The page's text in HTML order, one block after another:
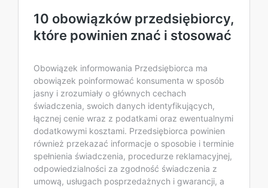
10 obowiązków przedsiębiorcy,
które powinien znać i stosować
Obowiązek informowania Przedsiębiorca ma
obowiązek poinformować konsumenta w sposób
jasny i zrozumiały o głównych cechach
świadczenia, swoich danych identyfikujących,
łącznej cenie wraz z podatkami oraz ewentualnymi
dodatkowymi kosztami. Przedsiębiorca powinien
również przekazać informacje o sposobie i terminie
spełnienia świadczenia, procedurze reklamacyjnej,
odpowiedzialności za zgodność świadczenia z
umową, usługach posprzedażnych i gwarancji, a